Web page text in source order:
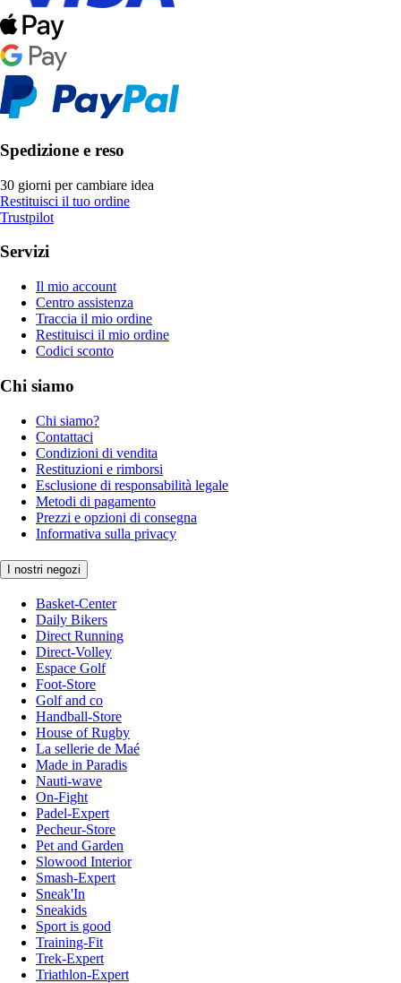
Spedizione e reso
30 giorni per cambiare idea
Restituisci il tuo ordine
Trustpilot
Servizi
Il mio account
Centro assistenza
Traccia il mio ordine
Restituisci il mio ordine
Codici sconto
Chi siamo
Chi siamo?
Contattaci
Condizioni di vendita
Restituzioni e rimborsi
Esclusione di responsabilità legale
Metodi di pagamento
Prezzi e opzioni di consegna
Informativa sulla privacy
I nostri negozi
Basket-Center
Daily Bikers
Direct Running
Direct-Volley
Espace Golf
Foot-Store
Golf and co
Handball-Store
House of Rugby
La sellerie de Maé
Made in Paradis
Nauti-wave
On-Fight
Padel-Expert
Pecheur-Store
Pet and Garden
Slowood Interior
Smash-Expert
Sneak'In
Sneakids
Sport is good
Training-Fit
Trek-Expert
Triathlon-Expert